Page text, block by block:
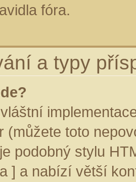
fóra.
a typy
(můžete toto
podobný stylu
] a nabízí větší